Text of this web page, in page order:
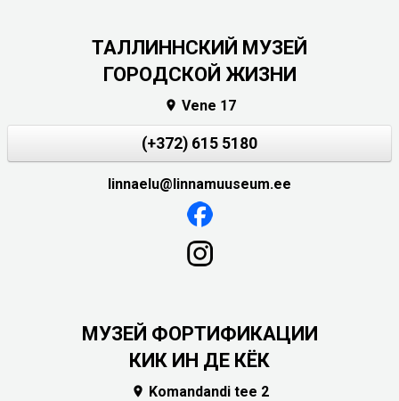
ТАЛЛИННСКИЙ МУЗЕЙ
ГОРОДСКОЙ ЖИЗНИ
 Vene 17
(+372) 615 5180
linnaelu@linnamuuseum.ee
МУЗЕЙ ФОРТИФИКАЦИИ
КИК ИН ДЕ КЁК
 Komandandi tee 2